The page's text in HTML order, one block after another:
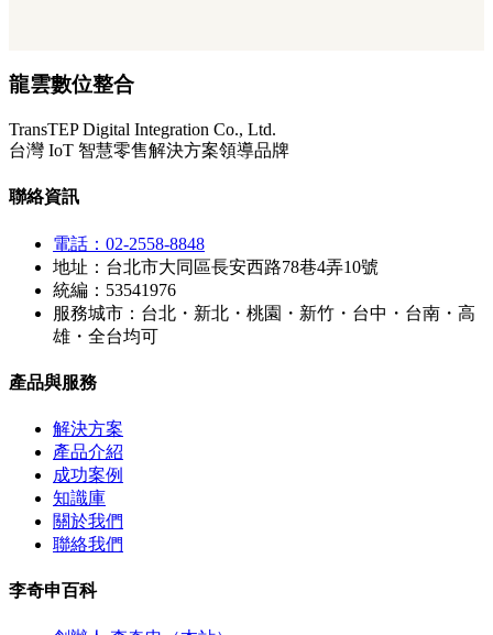
龍雲數位整合
TransTEP Digital Integration Co., Ltd.
台灣 IoT 智慧零售解決方案領導品牌
聯絡資訊
電話：02-2558-8848
地址：台北市大同區長安西路78巷4弄10號
統編：53541976
服務城市：台北・新北・桃園・新竹・台中・台南・高
雄・全台均可
產品與服務
解決方案
產品介紹
成功案例
知識庫
關於我們
聯絡我們
李奇申百科